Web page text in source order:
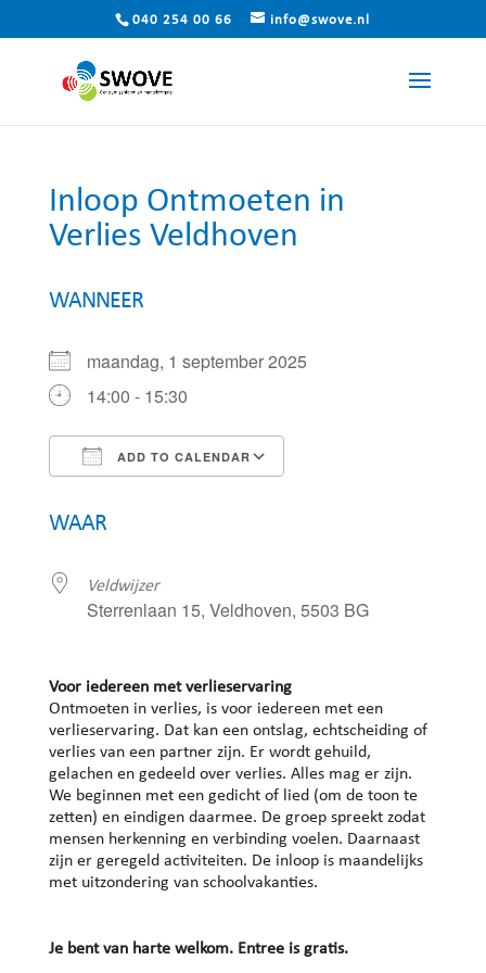
040 254 00 66 info@swove.nl
Inloop Ontmoeten in
Verlies Veldhoven
WANNEER
maandag, 1 september 2025
14:00 - 15:30
ADD TO CALENDAR
WAAR
Veldwijzer
Sterrenlaan 15, Veldhoven, 5503 BG
Voor iedereen met verlieservaring
Ontmoeten in verlies, is voor iedereen met een
verlieservaring. Dat kan een ontslag, echtscheiding of
verlies van een partner zijn. Er wordt gehuild,
gelachen en gedeeld over verlies. Alles mag er zijn.
We beginnen met een gedicht of lied (om de toon te
zetten) en eindigen daarmee. De groep spreekt zodat
mensen herkenning en verbinding voelen. Daarnaast
zijn er geregeld activiteiten. De inloop is maandelijks
met uitzondering van schoolvakanties.
Je bent van harte welkom. Entree is gratis.